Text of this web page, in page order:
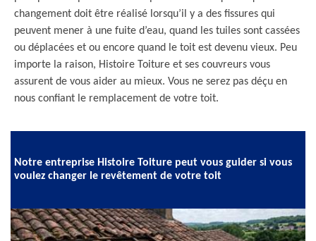
changement doit être réalisé lorsqu’il y a des fissures qui
peuvent mener à une fuite d’eau, quand les tuiles sont cassées
ou déplacées et ou encore quand le toit est devenu vieux. Peu
importe la raison, Histoire Toiture et ses couvreurs vous
assurent de vous aider au mieux. Vous ne serez pas déçu en
nous confiant le remplacement de votre toit.
Notre entreprise Histoire Toiture peut vous guider si vous
voulez changer le revêtement de votre toit